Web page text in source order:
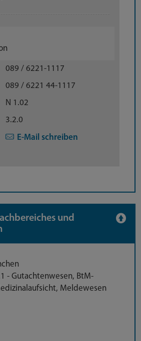
089 / 6221-1117
089 / 6221 44-1117
N 1.02
3.2.0
E-Mail schreiben
und
- Gutachtenwesen, BtM-
Meldewesen